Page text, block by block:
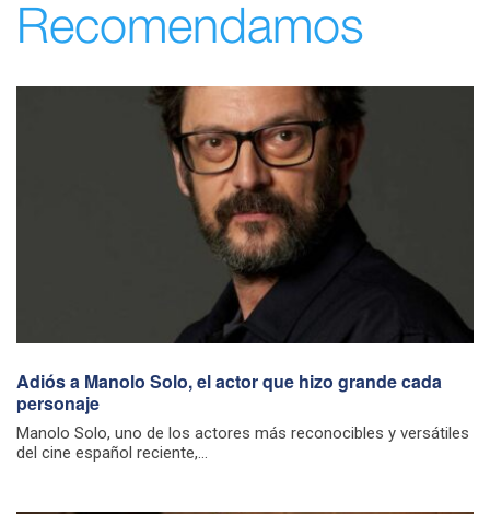
Recomendamos
Adiós a Manolo Solo, el actor que hizo grande cada
personaje
Manolo Solo, uno de los actores más reconocibles y versátiles
del cine español reciente,...